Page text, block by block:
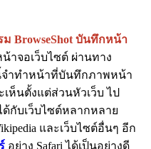
ม BrowseShot บันทึกหน้า
าจอเว็บไซต์ ผ่านทาง
ำทำหน้าที่บันทึกภาพหน้า
ห็นตั้งแต่ส่วนหัวเว็บ ไป
กับเว็บไซต์หลากหลาย
และเว็บไซต์อื่นๆ อีก
อย่าง Safari ได้เป็นอย่างดี